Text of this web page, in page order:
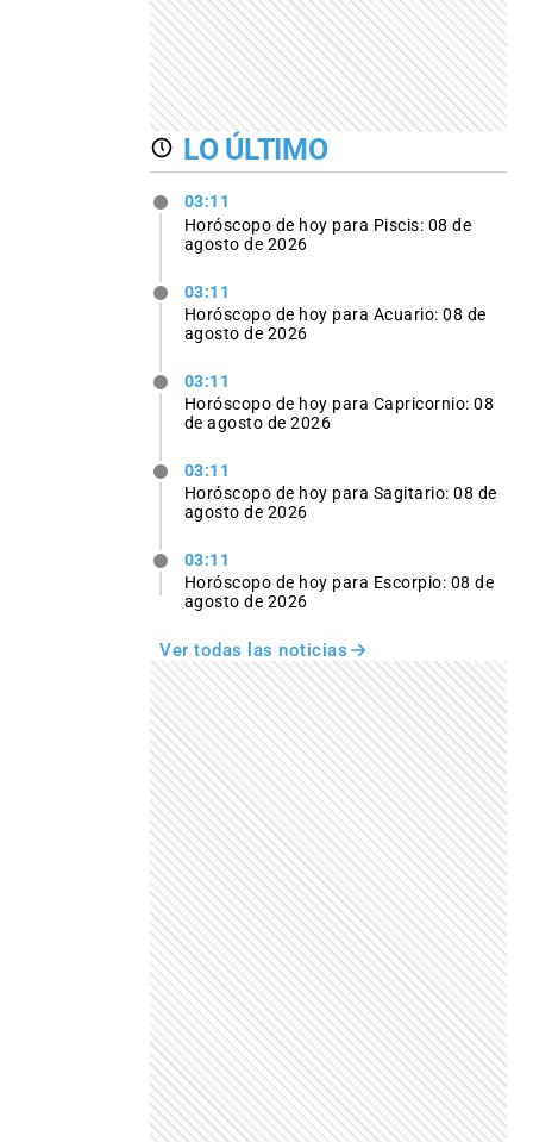
LO ÚLTIMO
03:11
Horóscopo de hoy para Piscis: 08 de
agosto de 2026
03:11
Horóscopo de hoy para Acuario: 08 de
agosto de 2026
03:11
Horóscopo de hoy para Capricornio: 08
de agosto de 2026
03:11
Horóscopo de hoy para Sagitario: 08 de
agosto de 2026
03:11
Horóscopo de hoy para Escorpio: 08 de
agosto de 2026
Ver todas las noticias